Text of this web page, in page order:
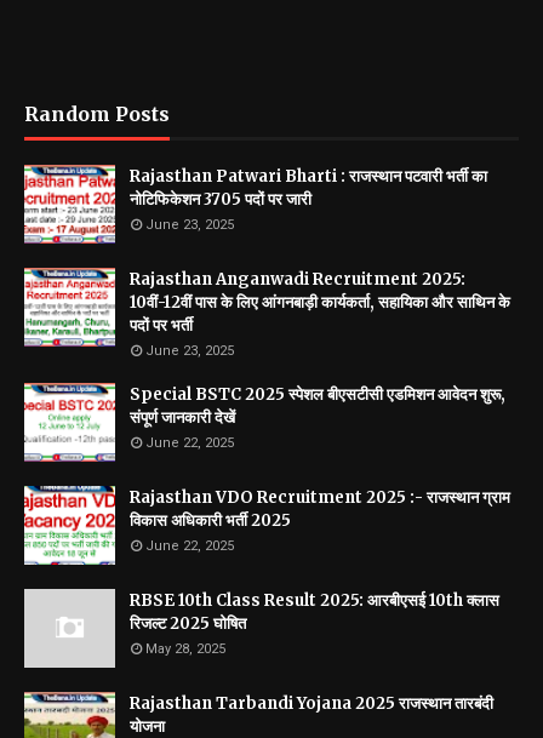
Random Posts
Rajasthan Patwari Bharti : राजस्थान पटवारी भर्ती का
नोटिफिकेशन 3705 पदों पर जारी
June 23, 2025
Rajasthan Anganwadi Recruitment 2025:
10वीं-12वीं पास के लिए आंगनबाड़ी कार्यकर्ता, सहायिका और साथिन के
पदों पर भर्ती
June 23, 2025
Special BSTC 2025 स्पेशल बीएसटीसी एडमिशन आवेदन शुरू,
संपूर्ण जानकारी देखें
June 22, 2025
Rajasthan VDO Recruitment 2025 :- राजस्थान ग्राम
विकास अधिकारी भर्ती 2025
June 22, 2025
RBSE 10th Class Result 2025: आरबीएसई 10th क्लास
रिजल्ट 2025 घोषित
May 28, 2025
Rajasthan Tarbandi Yojana 2025 राजस्थान तारबंदी
योजना